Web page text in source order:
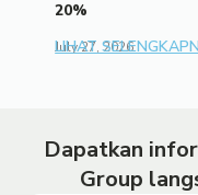
20%
July 27, 2026
LIHAT
Dapatkan
Group